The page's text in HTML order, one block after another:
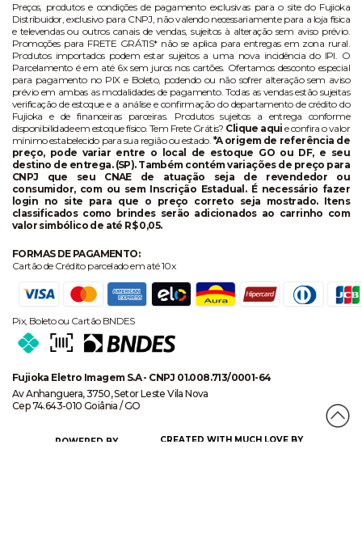
Preços, produtos e condições de pagamento exclusivas para o site do Fujioka
Distribuidor, exclusivo para CNPJ, não valendo necessariamente para a loja física
e televendas ou outros canais de vendas, sujeitos à alteração sem aviso prévio.
Promoções para FRETE GRÁTIS* não se aplica para entregas em zona rural.
Produtos importados podem estar sujeitos a uma nova incidência do IPI. O
Parcelamento é em até 6x sem juros nos cartões. Ofertamos desconto especial
para pagamento no PIX e Boleto, podendo ou não sofrer alteração sem aviso
prévio em ambas as modalidades de pagamento. Todas as vendas estão sujeitas
verificação de estoque e a análise e confirmação do departamento de crédito do
Fujioka e de financeiras parceiras. Produtos sujeitos a entrega conforme
disponibilidade em estoque físico. Tem Frete Grátis? Clique aqui e confira o valor
mínimo estabelecido para sua região ou estado. *A origem de referência de
preço, pode variar entre o local de estoque GO ou DF, e seu
destino de entrega. (SP). Também contém variações de preço para
CNPJ que seu CNAE de atuação seja de revendedor ou
consumidor, com ou sem Inscrição Estadual. É necessário fazer
login no site para que o preço correto seja mostrado. Itens
classificados como brindes serão adicionados ao carrinho com
valor simbólico de até R$ 0,05.
FORMAS DE PAGAMENTO:
Cartão de Crédito parcelado em até 10x
Pix, Boleto ou Cartão BNDES
Fujioka Eletro Imagem S.A - CNPJ 01.008.713/0001-64
Av Anhanguera, 3750, Setor Leste Vila Nova
Cep 74.643-010 Goiânia / GO
POWERED BY CREATED WITH MUCH LOVE BY